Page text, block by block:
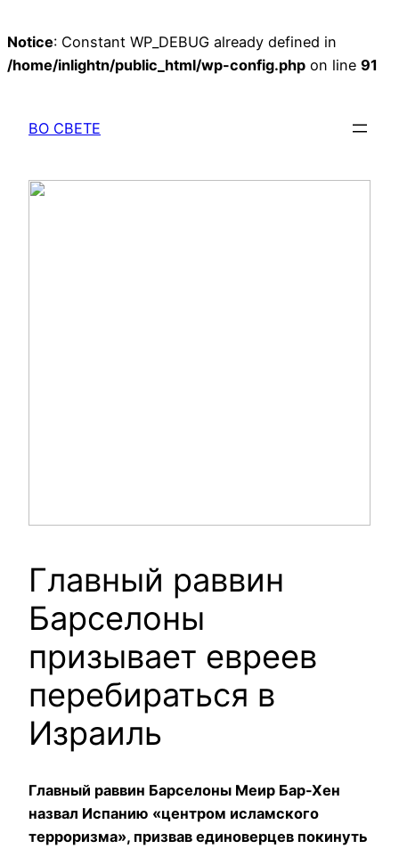
Notice: Constant WP_DEBUG already defined in
/home/inlightn/public_html/wp-config.php on line 91
содержимому
ВО СВЕТЕ
Главный раввин
Барселоны
призывает евреев
перебираться в
Израиль
Главный раввин Барселоны Меир Бар-Хен
назвал Испанию «центром исламского
терроризма», призвав единоверцев покинуть